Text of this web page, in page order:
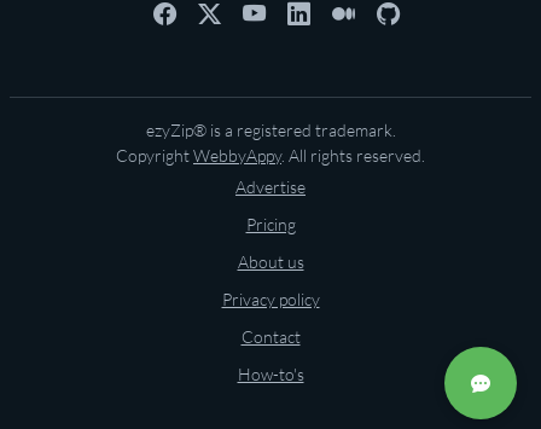
ezyZip® is a registered trademark.
CopyrightWebbyAppy. All rights reserved.
Advertise
Pricing
About us
Privacy policy
Contact
How-to's